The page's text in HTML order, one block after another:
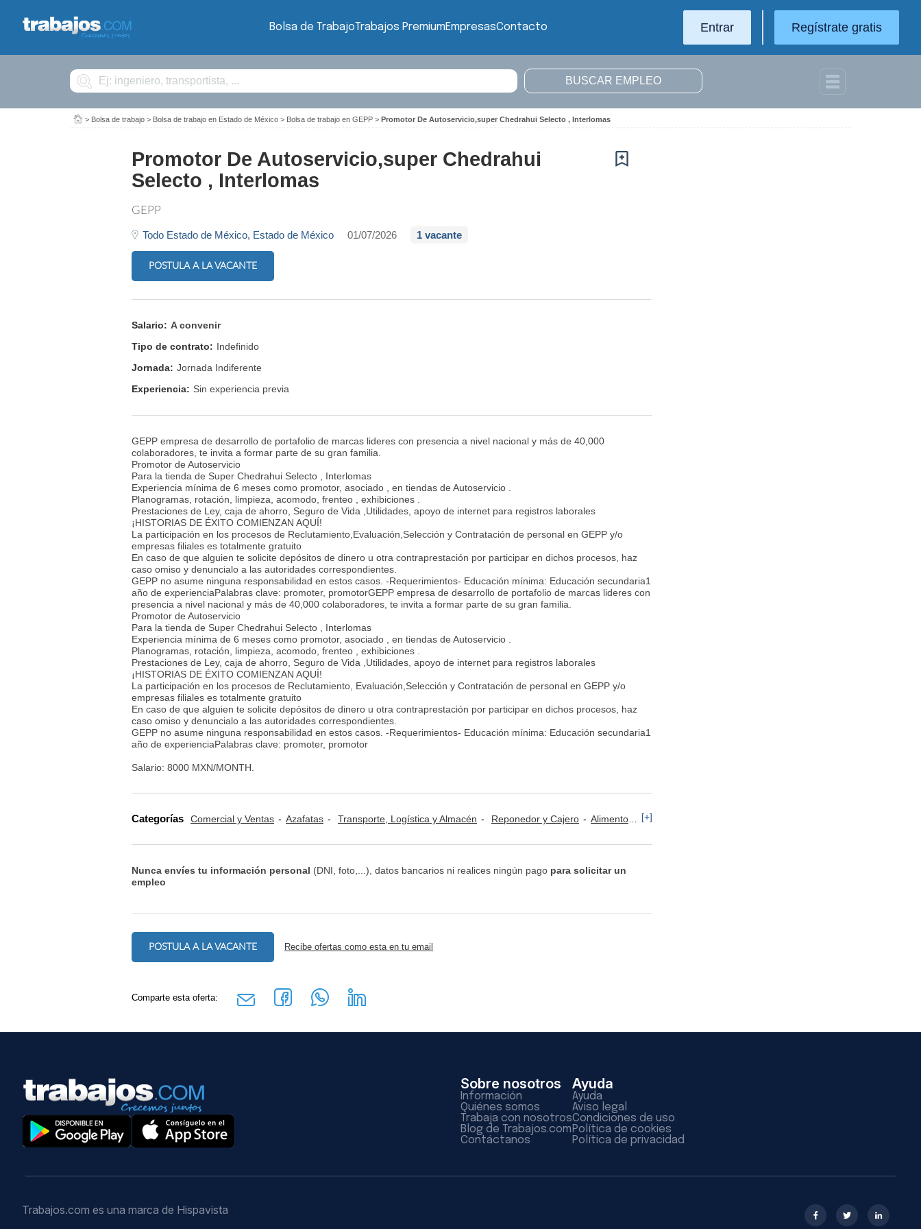
Bolsa de TrabajoTrabajos PremiumEmpresasContacto Entrar Regístrate gratis
Buscar
> Bolsa de trabajo > Bolsa de trabajo en Estado de México > Bolsa de trabajo en GEPP > Promotor De Autoservicio,super Chedrahui Selecto , Interlomas
Promotor De Autoservicio,super Chedrahui
Selecto , Interlomas
GEPP
Todo Estado de México, Estado de México 01/07/2026 1 vacante
POSTULA A LA VACANTE
Salario: A convenir
Tipo de contrato: Indefinido
Jornada: Jornada Indiferente
Experiencia: Sin experiencia previa
GEPP empresa de desarrollo de portafolio de marcas lideres con presencia a nivel nacional y más de 40,000
colaboradores, te invita a formar parte de su gran familia.
Promotor de Autoservicio
Para la tienda de Super Chedrahui Selecto , Interlomas
Experiencia mínima de 6 meses como promotor, asociado , en tiendas de Autoservicio .
Planogramas, rotación, limpieza, acomodo, frenteo , exhibiciones .
Prestaciones de Ley, caja de ahorro, Seguro de Vida ,Utilidades, apoyo de internet para registros laborales
¡HISTORIAS DE ÉXITO COMIENZAN AQUÍ!
La participación en los procesos de Reclutamiento,Evaluación,Selección y Contratación de personal en GEPP y/o
empresas filiales es totalmente gratuito
En caso de que alguien te solicite depósitos de dinero u otra contraprestación por participar en dichos procesos, haz
caso omiso y denuncialo a las autoridades correspondientes.
GEPP no asume ninguna responsabilidad en estos casos. -Requerimientos- Educación mínima: Educación secundaria1
año de experienciaPalabras clave: promoter, promotorGEPP empresa de desarrollo de portafolio de marcas lideres con
presencia a nivel nacional y más de 40,000 colaboradores, te invita a formar parte de su gran familia.
Promotor de Autoservicio
Para la tienda de Super Chedrahui Selecto , Interlomas
Experiencia mínima de 6 meses como promotor, asociado , en tiendas de Autoservicio .
Planogramas, rotación, limpieza, acomodo, frenteo , exhibiciones .
Prestaciones de Ley, caja de ahorro, Seguro de Vida ,Utilidades, apoyo de internet para registros laborales
¡HISTORIAS DE ÉXITO COMIENZAN AQUÍ!
La participación en los procesos de Reclutamiento, Evaluación,Selección y Contratación de personal en GEPP y/o
empresas filiales es totalmente gratuito
En caso de que alguien te solicite depósitos de dinero u otra contraprestación por participar en dichos procesos, haz
caso omiso y denuncialo a las autoridades correspondientes.
GEPP no asume ninguna responsabilidad en estos casos. -Requerimientos- Educación mínima: Educación secundaria1
año de experienciaPalabras clave: promoter, promotor
Salario: 8000 MXN/MONTH.
Categorías Comercial y Ventas Azafatas Transporte, Logística y Almacén Reponedor y Cajero Alimentos / Bebidas / Tabaco [+]
Nunca envíes tu información personal (DNI, foto,...), datos bancarios ni realices ningún pago para solicitar un
empleo
POSTULA A LA VACANTE Recibe ofertas como esta en tu email
Comparte esta oferta:
Sobre nosotros
Información
Quiénes somos
Trabaja con nosotros
Blog de Trabajos.com
Contáctanos
Ayuda
Ayuda
Aviso legal
Condiciones de uso
Política de cookies
Política de privacidad
Trabajos.com es una marca de Hispavista